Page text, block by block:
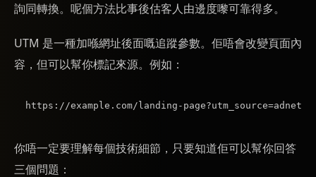
詢同轉換。呢個方法比事後估客人由邊度嚟可靠得多。
UTM 是一種加喺網址後面嘅追蹤參數。佢唔會改變頁面內
容，但可以幫你標記來源。例如：
你唔一定要理解每個技術細節，只要知道佢可以幫你回答
三個問題：